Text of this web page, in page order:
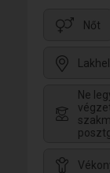
Nőt
Ne